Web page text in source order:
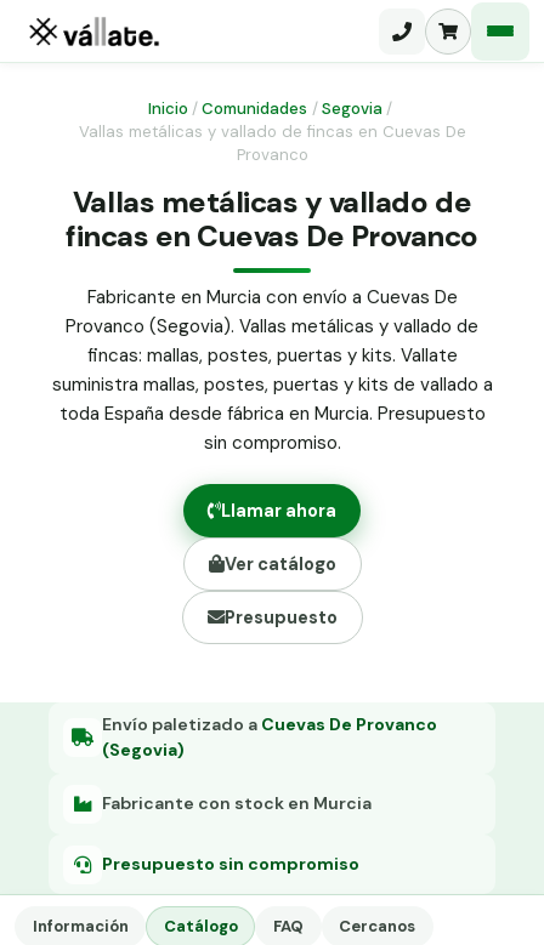
Malla electrosoldada
Malla ganadera
Malla triple torsión
Panel malla H.
Puerta abatible dos hojas
Puerta acceso peatonal
Poste malla Hércules
Poste malla simple torsión
Alambre de espino galvanizado
Alambre liso galvanizado
Malla ocultación 70 g/m² verde
Abrazadera PVC malla H.
Grapa malla H.
Grapadora
Inicio /Comunidades / Segovia /
Vallas metálicas y vallado de fincas en Cuevas De
Provanco
Vallas metálicas y vallado de
fincas en Cuevas De Provanco
Fabricante en Murcia con envío a Cuevas De
Provanco (Segovia). Vallas metálicas y vallado de
fincas: mallas, postes, puertas y kits. Vallate
suministra mallas, postes, puertas y kits de vallado a
toda España desde fábrica en Murcia. Presupuesto
sin compromiso.
Llamar ahora
Ver catálogo
Presupuesto
Envío paletizado a Cuevas De Provanco
(Segovia)
Fabricante con stock en Murcia
Presupuesto sin compromiso
Información Catálogo FAQ Cercanos